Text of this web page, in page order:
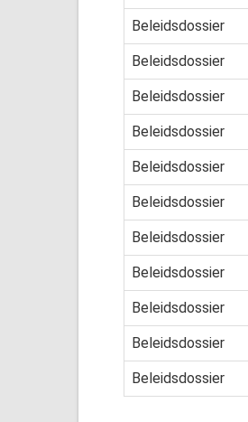
Beleidsdossier
Beleidsdossier
Beleidsdossier
Beleidsdossier
Beleidsdossier
Beleidsdossier
Beleidsdossier
Beleidsdossier
Beleidsdossier
Beleidsdossier
Beleidsdossier